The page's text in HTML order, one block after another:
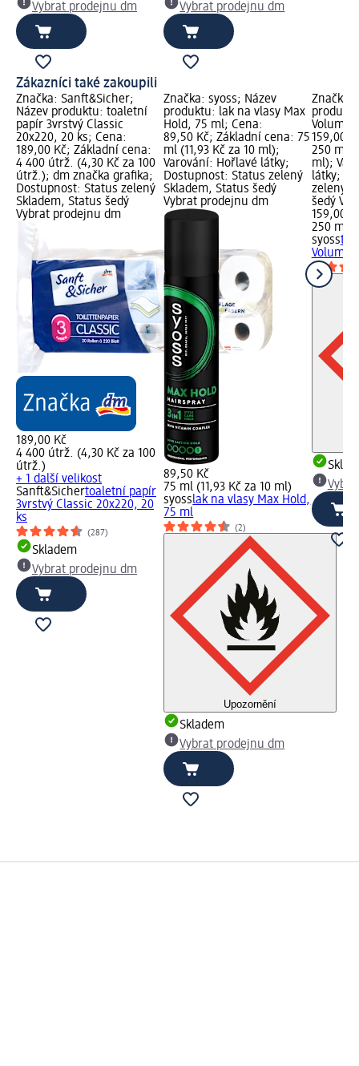
Vybrat prodejnu dm
Vybrat prodejnu dm
Zákazníci také zakoupili
Značka: Sanft&Sicher;
Název produktu: toaletní
papír 3vrstvý Classic
20x220, 20 ks; Cena:
189,00 Kč; Základní cena:
4 400 útrž. (4,30 Kč za 100
útrž.); dm značka grafika;
Dostupnost: Status zelený
Skladem, Status šedý
Vybrat prodejnu dm
189,00 Kč
4 400 útrž. (4,30 Kč za 100
útrž.)
+ 1 další velikost
Sanft&Sichertoaletní papír
3vrstvý Classic 20x220, 20
ks
(287)
Skladem
Vybrat prodejnu dm
Značka: syoss; Název
produktu: lak na vlasy Max
Hold, 75 ml; Cena:
89,50 Kč; Základní cena: 75
ml (11,93 Kč za 10 ml);
Varování: Hořlavé látky;
Dostupnost: Status zelený
Skladem, Status šedý
Vybrat prodejnu dm
89,50 Kč
75 ml (11,93 Kč za 10 ml)
syosslak na vlasy Max Hold,
75 ml
(2)
Upozornění
Skladem
Vybrat prodejnu dm
Značka:
Volume,
159,00
250 ml
ml);
látky;
zelený
šedý
159,00
250 ml
syoss
Volume,